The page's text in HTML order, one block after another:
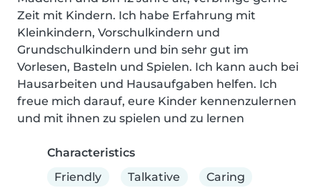
Zeit mit Kindern. Ich habe Erfahrung mit
Kleinkindern, Vorschulkindern und
Grundschulkindern und bin sehr gut im
Vorlesen, Basteln und Spielen. Ich kann auch bei
Hausarbeiten und Hausaufgaben helfen. Ich
freue mich darauf, eure Kinder kennenzulernen
und mit ihnen zu spielen und zu lernen
Characteristics
Friendly
Talkative Caring